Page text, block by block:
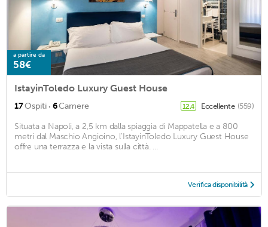
a partire da
58€
IstayinToledo Luxury Guest House
17Ospiti · 6Camere 12,4 Eccellente (559)
Situata a Napoli, a 2,5 km dalla spiaggia di Mappatella e a 800
metri dal Maschio Angioino, l'IstayinToledo Luxury Guest House
offre una terrazza e la vista sulla città. ...
Verifica disponibilità